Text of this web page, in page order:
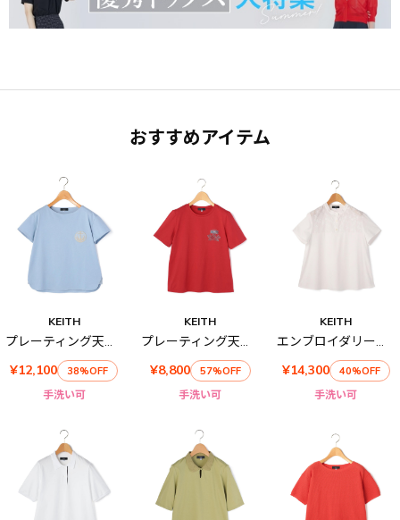
おすすめアイテム
KEITH
プレーティング天竺ボートネックカットソー
¥12,100
38%OFF
手洗い可
KEITH
プレーティング天竺カットソー
¥8,800
57%OFF
手洗い可
KEITH
エンブロイダリーハーフスリーブカットソー
¥14,300
40%OFF
手洗い可